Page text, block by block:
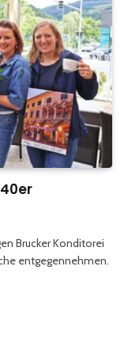
Brucker Konditorei
entgegennehmen.